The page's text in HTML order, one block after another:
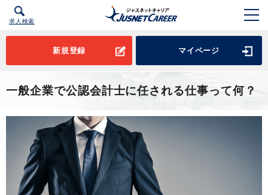
求人検索
新規登録 マイページ
一般企業で公認会計士に任される仕事って何？